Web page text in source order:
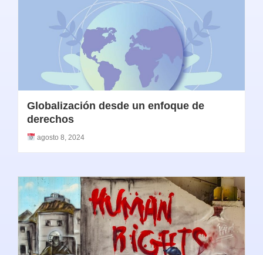
Globalización desde un enfoque de
derechos
agosto 8, 2024